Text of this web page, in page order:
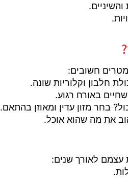
חשובים:
חלבון וקלוריות שונה.
באורח רגוע.
בחר מזון עדין ומאוזן בהתאם.
את מה שהוא אוכל.
עצמם לאורך שנים: